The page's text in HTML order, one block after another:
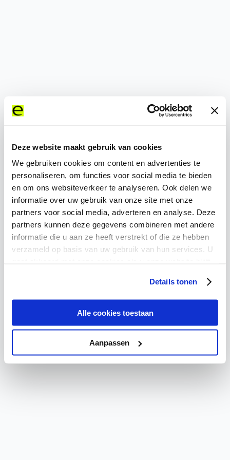
Deze website maakt gebruik van cookies
We gebruiken cookies om content en advertenties te
personaliseren, om functies voor social media te bieden
en om ons websiteverkeer te analyseren. Ook delen we
informatie over uw gebruik van onze site met onze
partners voor social media, adverteren en analyse. Deze
partners kunnen deze gegevens combineren met andere
informatie die u aan ze heeft verstrekt of die ze hebben
verzameld op basis van uw gebruik van hun services. U
Details tonen
Alle cookies toestaan
Aanpassen
500
Critical Error
A critical error has occurred. Please refresh the page or
Try again Go Home